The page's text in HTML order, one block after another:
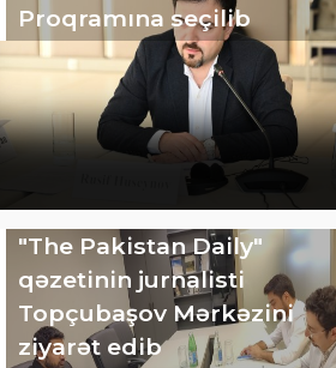
Proqramına seçilib
"The Pakistan Daily"
qəzetinin jurnalisti
Topçubaşov Mərkəzini
ziyarət edib